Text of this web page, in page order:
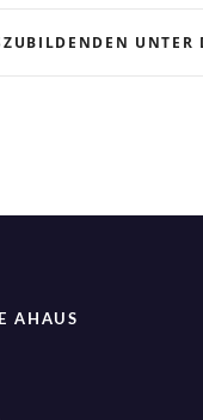
AHAUS